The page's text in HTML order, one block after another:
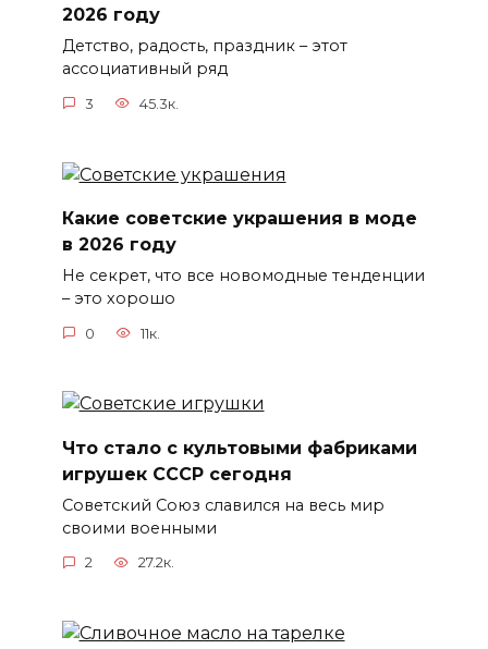
2026 году
Детство, радость, праздник – этот
ассоциативный ряд
3 45.3к.
Какие советские украшения в моде
в 2026 году
Не секрет, что все новомодные тенденции
– это хорошо
0 11к.
Что стало с культовыми фабриками
игрушек СССР сегодня
Советский Союз славился на весь мир
своими военными
2 27.2к.